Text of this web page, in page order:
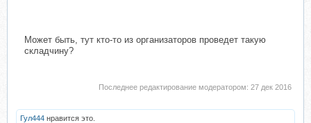
Может быть, тут кто-то из организаторов проведет такую
складчину?
Последнее редактирование модератором: 27 дек 2016
Гул444 нравится это.